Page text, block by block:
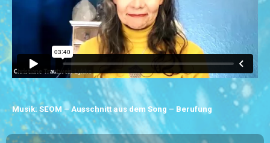
Musik: SEOM – Ausschnitt aus dem Song – Berufung